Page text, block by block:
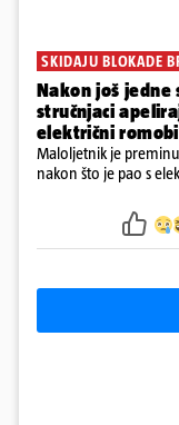
SKIDAJU BLOKADE
Nakon još jedne
stručnjaci
električni
Maloljetnik je
nakon što je pao s